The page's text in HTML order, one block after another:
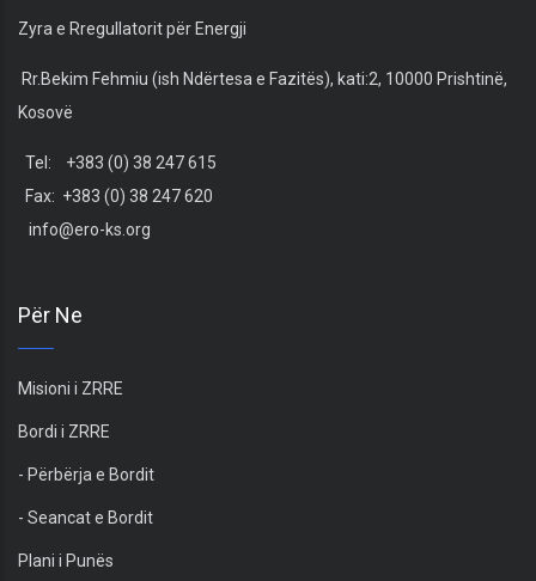
Zyra e Rregullatorit për Energji
Rr.Bekim Fehmiu (ish Ndërtesa e Fazitës), kati:2, 10000 Prishtinë,
Kosovë
Tel: +383 (0) 38 247 615
Fax: +383 (0) 38 247 620
info@ero-ks.org
Për Ne
Misioni i ZRRE
Bordi i ZRRE
- Përbërja e Bordit
- Seancat e Bordit
Plani i Punës